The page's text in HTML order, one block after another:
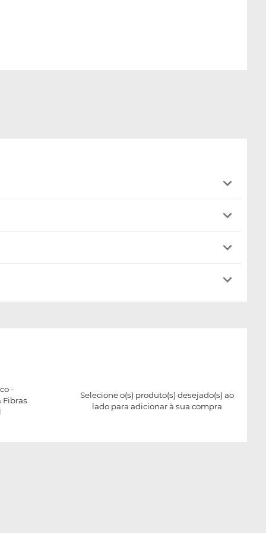
-
Fibras
Selecione o(s) produto(s) desejado(s) ao
lado para adicionar à sua compra